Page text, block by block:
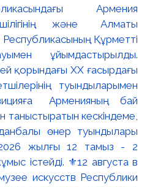
Армения
және Алматы
Құрметті
ұйымдастырылды.
қорындағы ХХ ғасырдағы
туындыларымен
Арменияның бай
таныстыратын кескіндеме,
өнер туындылары
жылғы 12 тамыз - 2
істейді. ⚜️12 августа в
искусств Республики